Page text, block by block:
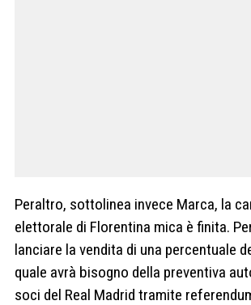
Peraltro, sottolinea invece Marca, la
elettorale di Florentina mica è finita.
lanciare la vendita di una percentuale
quale avrà bisogno della preventiva
soci del Real Madrid tramite